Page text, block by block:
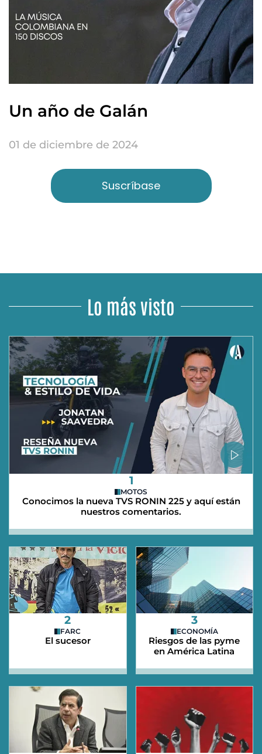
Un año de Galán
01 de diciembre de 2024
Suscríbase
Lo más visto
1
MOTOS
Conocimos la nueva TVS RONIN 225 y aquí están
nuestros comentarios.
2
FARC
El sucesor
3
ECONOMÍA
Riesgos de las pyme
en América Latina